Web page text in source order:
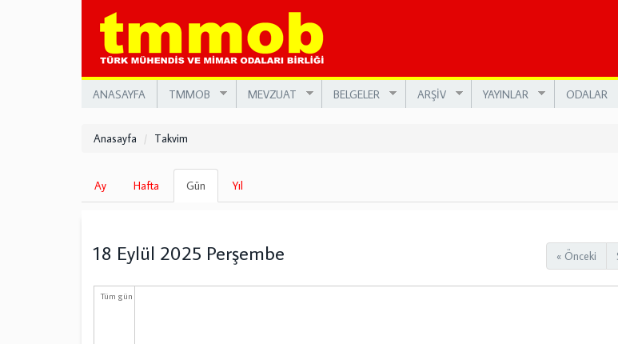
ANASAYFA TMMOB MEVZUAT BELGELER ARŞİV YAYINLAR ODALAR
Anasayfa Takvim
Birincil
sekmeler
Ay Hafta Gün
sekme)
Yıl
« Önceki
18 Eylül 2025 Perşembe
Tüm gün